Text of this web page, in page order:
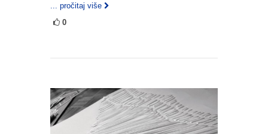
... pročitaj više
0